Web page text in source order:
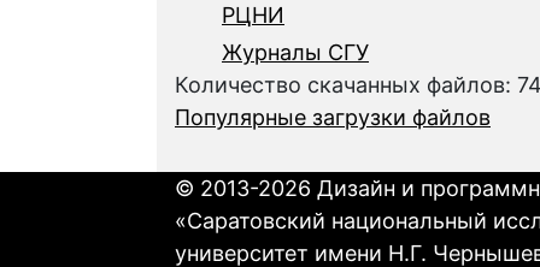
РЦНИ
Журналы СГУ
Количество скачанных файлов:
Популярные загрузки файлов
© 2013-2026 Дизайн и
«Саратовский национальный
университет имени Н.Г.